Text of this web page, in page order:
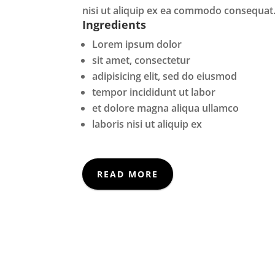
nisi ut aliquip ex ea commodo
Ingredients
Lorem ipsum dolor
sit amet, consectetur
adipisicing elit, sed do eiusmod
tempor incididunt ut labor
et dolore magna aliqua ullamco
laboris nisi ut aliquip ex
READ MORE